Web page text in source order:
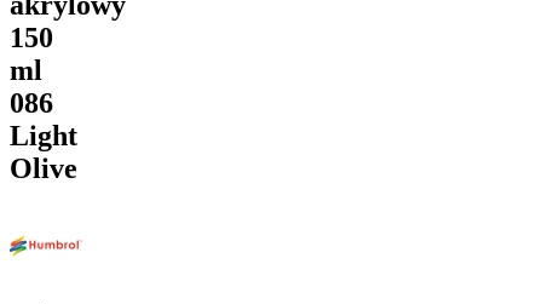
150
ml
086
Light
Olive